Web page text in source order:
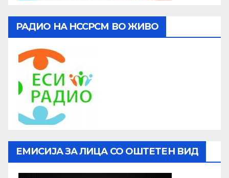
РАДИО НА НССРСМ ВО ЖИВО
ЕМИСИЈА ЗА ЛИЦА СО ОШТЕТЕН ВИД